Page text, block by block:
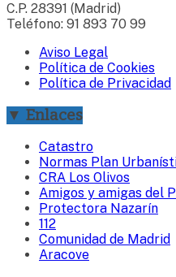
C.P. 28391 (Madrid)
Teléfono: 91 893 70 99
Aviso Legal
Política de Cookies
Política de Privacidad
▼ Enlaces
Catastro
Normas Plan
CRA Los Olivos
Amigos y amigas del
Protectora Nazarín
112
Comunidad de Madrid
Aracove